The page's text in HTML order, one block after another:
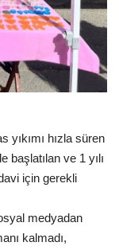
hızla süren
başlatılan ve 1 yılı
için gerekli
medyadan
kalmadı,